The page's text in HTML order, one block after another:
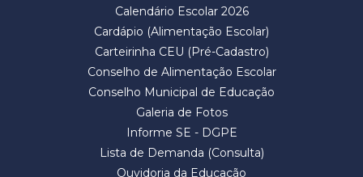
Calendário Escolar 2026
Cardápio (Alimentação Escolar)
Carteirinha CEU (Pré-Cadastro)
Conselho de Alimentação Escolar
Conselho Municipal de Educação
Galeria de Fotos
Informe SE - DGPE
Lista de Demanda (Consulta)
Ouvidoria da Educação